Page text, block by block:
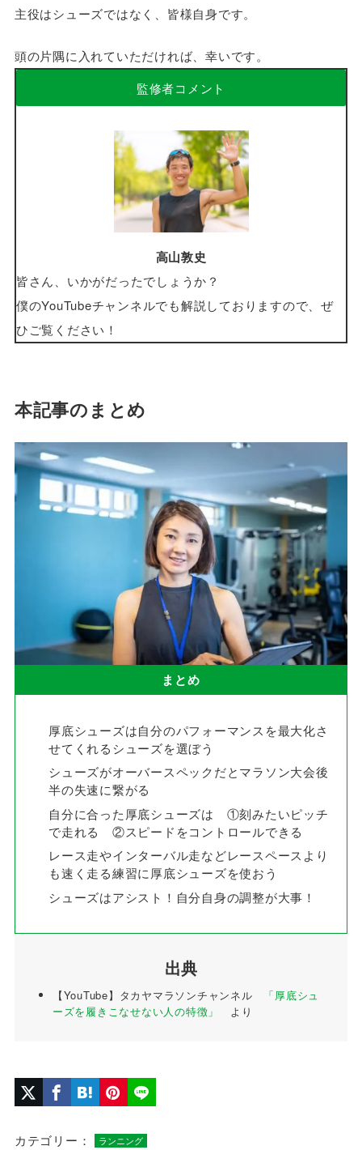
主役はシューズではなく、皆様自身です。
頭の片隅に入れていただければ、幸いです。
監修者コメント
高山敦史
皆さん、いかがだったでしょうか？
僕のYouTubeチャンネルでも解説しておりますので、ぜ
ひご覧ください！
本記事のまとめ
まとめ
厚底シューズは自分のパフォーマンスを最大化さ
せてくれるシューズを選ぼう
シューズがオーバースペックだとマラソン大会後
半の失速に繋がる
自分に合った厚底シューズは ①刻みたいピッチ
で走れる ②スピードをコントロールできる
レース走やインターバル走などレースペースより
も速く走る練習に厚底シューズを使おう
シューズはアシスト！自分自身の調整が大事！
出典
【YouTube】タカヤマラソンチャンネル
「厚底シュ
ーズを履きこなせない人の特徴」
より
カテゴリー： ランニング